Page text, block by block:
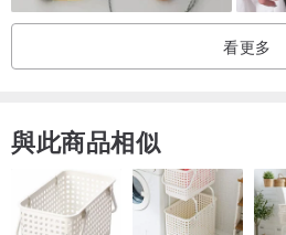
●內容物：含基本送禮包裝、防氧化收
●天然石： 海藍寶 、白水晶、珍珠(天然
●金屬配件：925純銀
●磁扣：銅鍍電鍍保護膜
看更多
與此商品相似